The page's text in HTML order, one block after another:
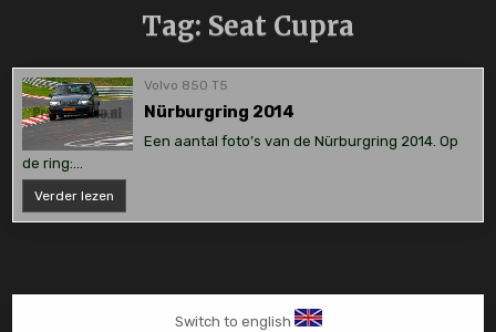
Tag: Seat Cupra
Volvo 850 T5
Nürburgring 2014
Een aantal foto’s van de Nürburgring 2014. Op
de ring:…
Verder lezen
2014
Switch to english